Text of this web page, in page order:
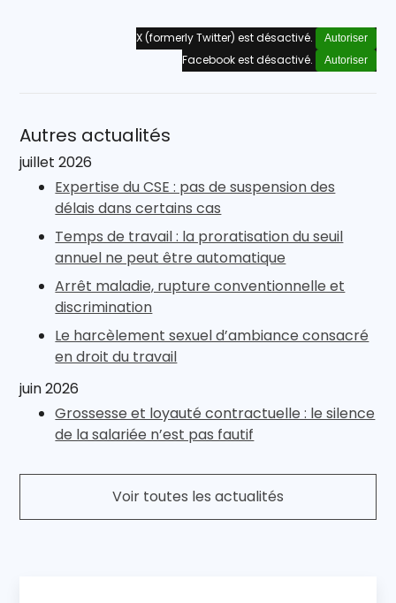
X (formerly Twitter) est désactivé. Autoriser
Facebook est désactivé. Autoriser
Autres actualités
juillet 2026
Expertise du CSE : pas de suspension des
délais dans certains cas
Temps de travail : la proratisation du seuil
annuel ne peut être automatique
Arrêt maladie, rupture conventionnelle et
discrimination
Le harcèlement sexuel d’ambiance consacré
en droit du travail
juin 2026
Grossesse et loyauté contractuelle : le silence
de la salariée n’est pas fautif
Voir toutes les actualités